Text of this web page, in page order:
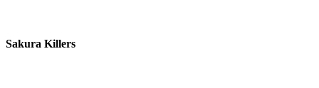
Sakura Killers